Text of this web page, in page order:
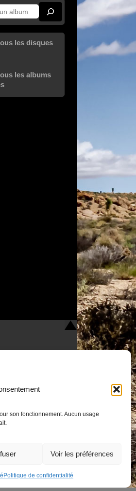
son fonctionnement. Aucun usage
Voir les préférences
Politique de confidentialité
les disques
les albums
contacter